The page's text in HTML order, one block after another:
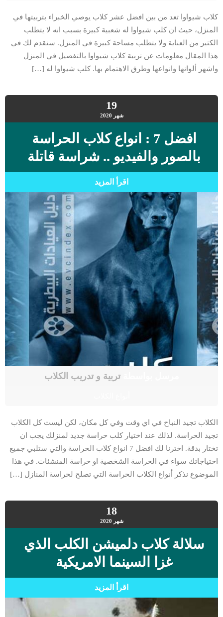
كلاب شيواوا تعد من بين افضل عشر كلاب يوصي الخبراء بتربيتها في
المنزل، حيث ان كلب شيواوا له شعبية كبيرة بسبب انه لا يتطلب
الكثير من العناية ولا يتطلب مساحة كبيرة في المنزل. سنقدم لك في
هذا المقال معلومات عن تربية كلاب شيواوا بالتفصيل في المنزل
واشهر ألوانها وانواعها وطرق الاهتمام بها. كلب شيواوا له […]
19
شهر 2020
افضل 7 : انواع كلاب الحراسة
بالصور والفيديو .. شراسة قاتلة
اقرأ المزيد
مرسل بواسطةتربية و تدريب الكلاب
الكلاب تجيد النباح في اي وقت وفي كل مكان، لكن ليست كل الكلاب
تجيد الحراسة. لذلك عند اختيار كلب حراسة جديد لمنزلك يجب ان
تختار بدقة. اخترنا لك افضل 7 انواع كلاب الحراسة والتي ستلبي جميع
احتياجاتك سواء في الحراسة الشخصية او حراسة المنشئات. في هذا
الموضوع نذكر أنواع الكلاب الحراسة التي تصلح لحراسة المنازل […]
18
شهر 2020
سلالة كلاب دلميشن الكلب الذي
غزا السينما الامريكية
اقرأ المزيد